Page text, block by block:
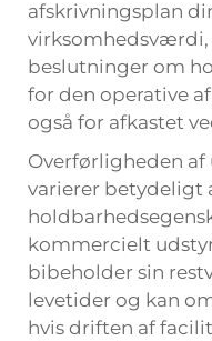
afskrivningsplan
beslutninger om
for den operative
også for afkastet
Overførligheden
varierer
kommercielt
bibeholder sin
levetider og kan
hvis driften af